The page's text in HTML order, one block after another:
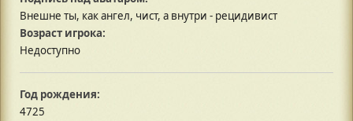
Внешне ты, как ангел, чист, а внутри - рецидивист
Возраст игрока:
Недоступно
Год рождения:
4725